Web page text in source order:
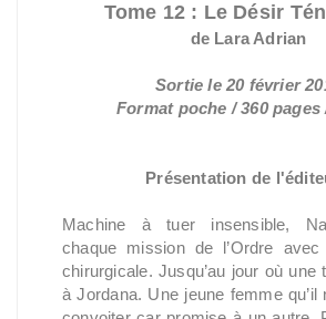
Tome 12 : Le Désir
de Lara Adrian
Sortie le 20 février
Format poche / 360 pages
Présentation de
Machine à tuer insensible,
chaque mission de l’Ordre
chirurgicale. Jusqu’au jour où une
à Jordana. Une jeune femme qu’il